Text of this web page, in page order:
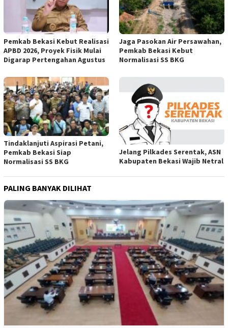
Pemkab Bekasi Kebut Realisasi
APBD 2026, Proyek Fisik Mulai
Digarap Pertengahan Agustus
Jaga Pasokan Air Persawahan,
Pemkab Bekasi Kebut
Normalisasi SS BKG
Tindaklanjuti Aspirasi Petani,
Pemkab Bekasi Siap
Normalisasi SS BKG
Jelang Pilkades Serentak, ASN
Kabupaten Bekasi Wajib Netral
PALING BANYAK DILIHAT